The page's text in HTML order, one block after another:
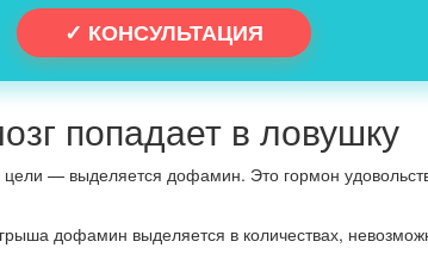
✓ КОНСУЛЬТАЦИЯ
попадает в ловушку
— выделяется дофамин. Это гормон
дофамин выделяется в количествах,